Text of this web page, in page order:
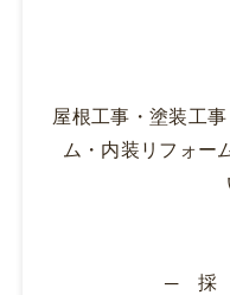
屋根工事・塗装工
ム・内装リフォー
─ 採